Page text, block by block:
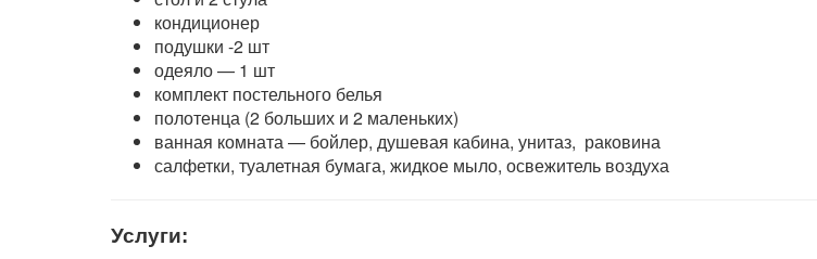
кондиционер
подушки -2 шт
одеяло — 1 шт
комплект постельного белья
полотенца (2 больших и 2 маленьких)
ванная комната — бойлер, душевая кабина, унитаз, раковина
салфетки, туалетная бумага, жидкое мыло, освежитель воздуха
Услуги: